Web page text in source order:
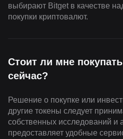
выбирают Bitget в качестве
покупки криптовалют.
Стоит ли мне
сейчас?
Решение о покупке или
другие токены следует
собственных исследований и
предоставляет удобные